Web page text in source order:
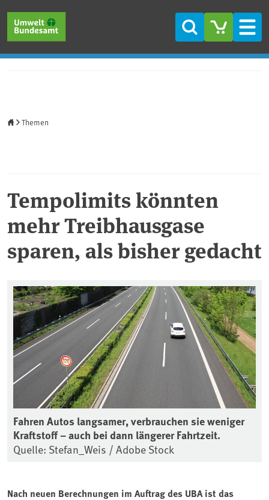
Suche
Themen
Tempolimits könnten
mehr Treibhausgase
sparen, als bisher gedacht
Fahren Autos langsamer, verbrauchen sie weniger
Kraftstoff – auch bei dann längerer Fahrtzeit.
Quelle: Stefan_Weis / Adobe Stock
Nach neuen Berechnungen im Auftrag des UBA ist das